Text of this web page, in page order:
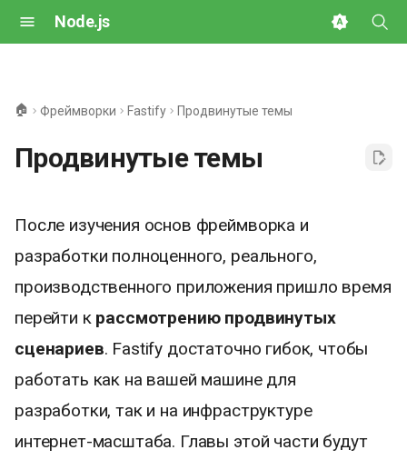
Node.js
а
л
и
з
а
ц
и
🏠 Фреймворки Fastify Продвинутые темы
Продвинутые темы
После изучения основ фреймворка и
разработки полноценного, реального,
производственного приложения пришло время
перейти к рассмотрению продвинутых
сценариев. Fastify достаточно гибок, чтобы
работать как на вашей машине для
разработки, так и на инфраструктуре
интернет-масштаба. Главы этой части будут